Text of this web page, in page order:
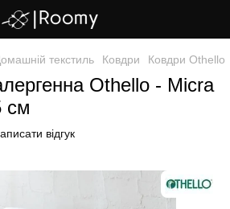
текстиль Ковдри Ковдри Othello
Othello - Micra
см
відгук